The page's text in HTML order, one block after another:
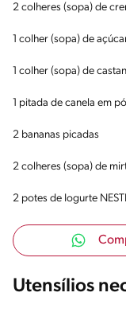
2 colheres (sopa) de
1 colher (sopa) de
1 colher (sopa) de
1 pitada de canela em pó
2 bananas picadas
2 colheres (sopa) de
2 potes de Iogurte
Utensílios